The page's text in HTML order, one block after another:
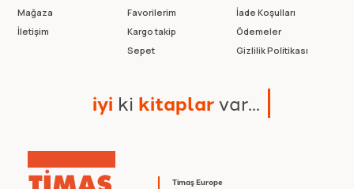
Timaş Europe
Mağaza
İletişim
Favorilerim
Kargo takip
Sepet
İade Koşulları
Ödemeler
Gizlilik Politikası
iyi ki kitaplarvar...